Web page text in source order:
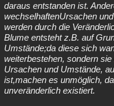
daraus entstanden ist.
wechselhaftenUrsachen
werden durch die
Blume entsteht z.B. auf
Umstände;da diese sich
weiterbestehen, sondern
Ursachen und Umstände,
ist,machen es unmöglich,
unveränderlich existiert.